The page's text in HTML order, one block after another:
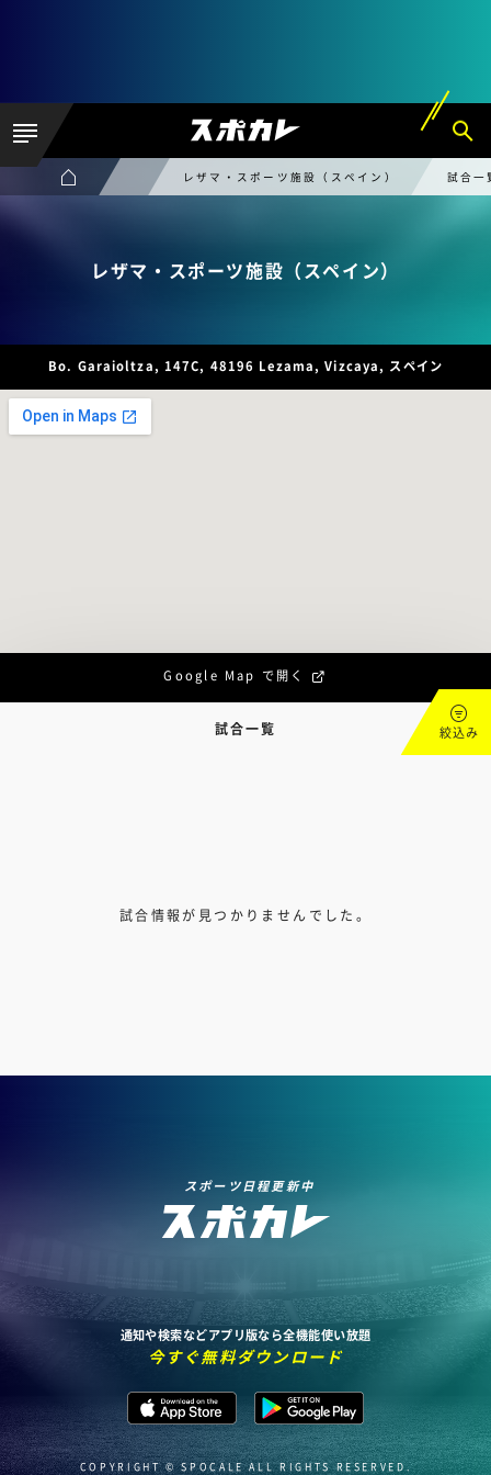
レザマ・スポーツ施設（スペイン） 試合一
レザマ・スポーツ施設（スペイン）
Bo. Garaioltza, 147C, 48196 Lezama, Vizcaya, スペイン
Google Map で開く
試合一覧 絞込み
試合情報が見つかりませんでした。
スポーツ日程更新中
通知や検索などアプリ版なら全機能使い放題
今すぐ無料ダウンロード
COPYRIGHT © SPOCALE ALL RIGHTS RESERVED.